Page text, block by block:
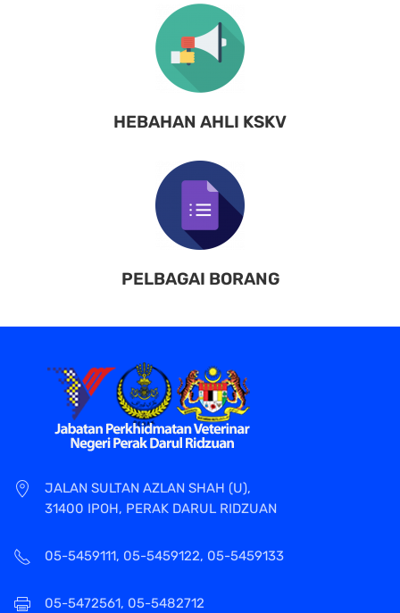
HEBAHAN AHLI KSKV
PELBAGAI BORANG
JALAN SULTAN AZLAN SHAH (U),
31400 IPOH, PERAK DARUL RIDZUAN
05-5459111, 05-5459122, 05-5459133
05-5472561, 05-5482712